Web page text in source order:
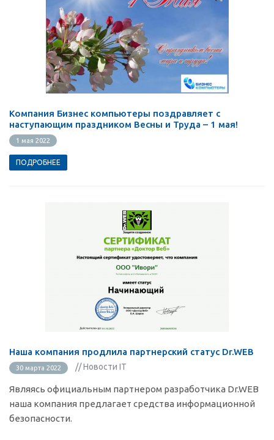
Компания Бизнес компьютеры поздравляет с
наступающим праздником Весны и Труда – 1 мая!
1 мая 2022
ПОДРОБНЕЕ
Наша компания продлила партнерский статус Dr.WEB
30 марта 2022 // Новости IT
Являясь официальным партнером разработчика Dr.WEB
наша компания предлагает средства информационной
безопасности.